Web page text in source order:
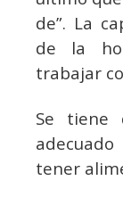
de”. La
de la
trabajar
Se tiene
tener